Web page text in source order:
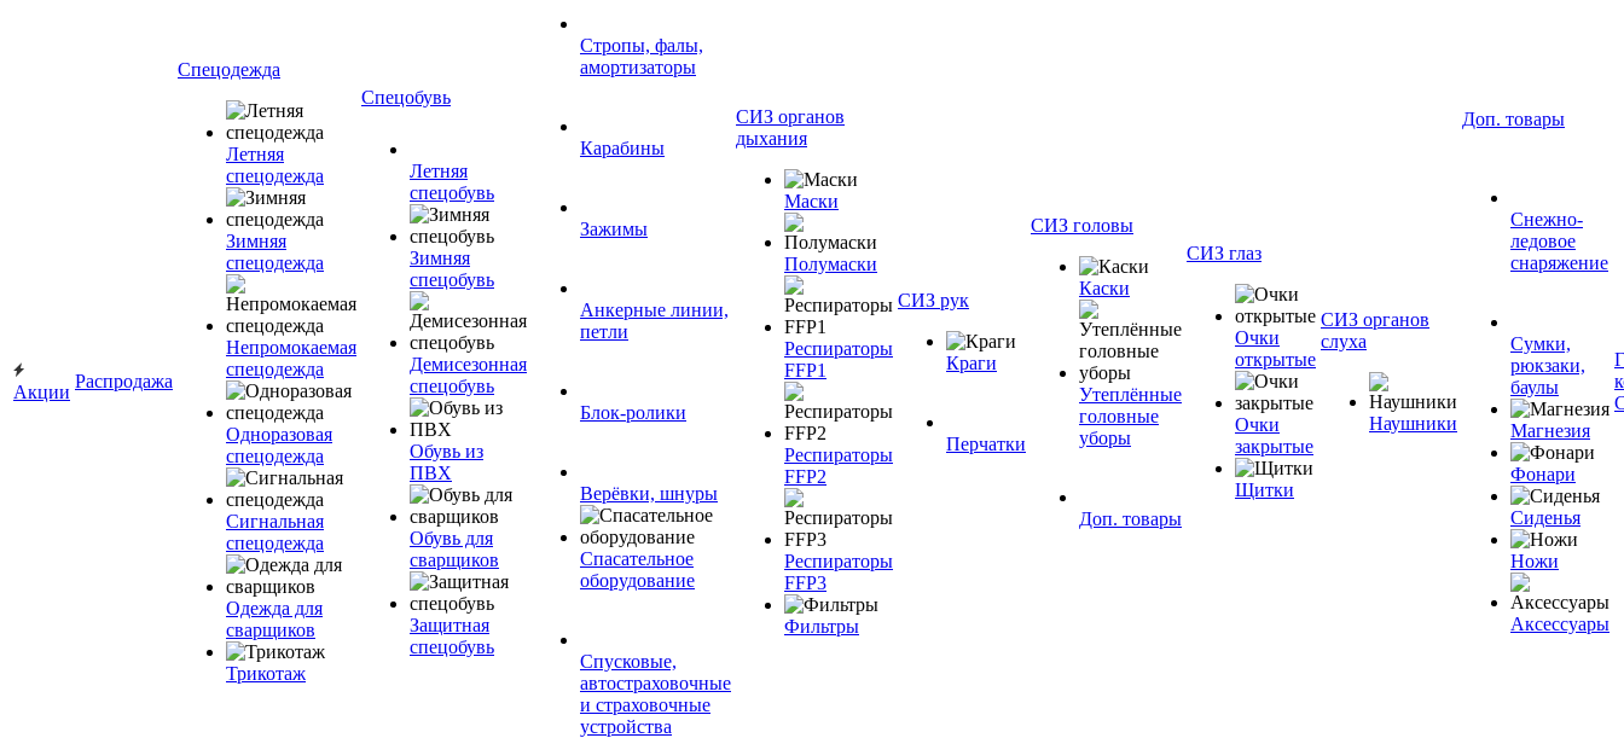
Акции
Распродажа
Спецодежда
Летняя
спецодежда
Зимняя
спецодежда
Непромокаемая
спецодежда
Одноразовая
спецодежда
Сигнальная
спецодежда
Одежда для
сварщиков
Трикотаж
Спецобувь
Летняя
спецобувь
Зимняя
спецобувь
Демисезонная
спецобувь
Обувь из
ПВХ
Обувь для
сварщиков
Защитная
спецобувь
Стропы, фалы,
амортизаторы
Карабины
Зажимы
Анкерные линии,
петли
Блок-ролики
Верёвки, шнуры
Спасательное
оборудование
Спусковые,
автостраховочные
и страховочные
устройства
СИЗ органов
дыхания
Маски
Полумаски
Респираторы
FFP1
Респираторы
FFP2
Респираторы
FFP3
Фильтры
СИЗ рук
Краги
Перчатки
СИЗ головы
Каски
Утеплённые
головные
уборы
Доп. товары
СИЗ глаз
Очки
открытые
Очки
закрытые
Щитки
СИЗ органов
слуха
Наушники
Доп. товары
Снежно-
ледовое
снаряжение
Сумки,
рюкзаки,
баулы
Магнезия
Фонари
Сиденья
Ножи
Аксессуары